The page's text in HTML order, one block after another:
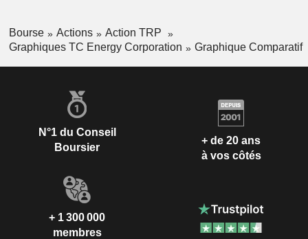
Bourse Actions
Action TRP
Graphiques TC Energy Corporation
Graphique Comparatif
N°1 du Conseil
Boursier
+ de 20 ans
à vos côtés
+ 1 300 000
membres